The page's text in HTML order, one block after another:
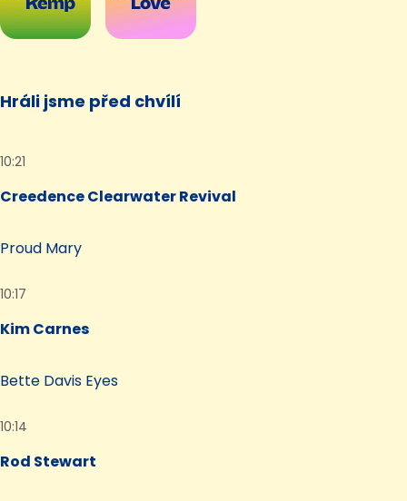
Hráli jsme před chvílí
10:21
Creedence Clearwater Revival
Proud Mary
10:17
Kim Carnes
Bette Davis Eyes
10:14
Rod Stewart